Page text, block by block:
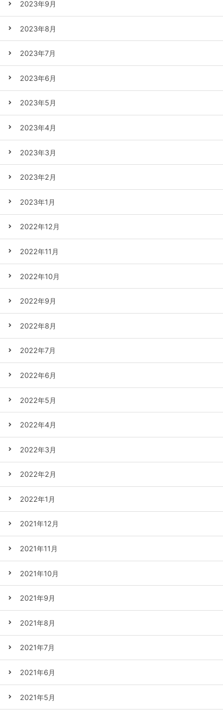
2023年9月
2023年8月
2023年7月
2023年6月
2023年5月
2023年4月
2023年3月
2023年2月
2023年1月
2022年12月
2022年11月
2022年10月
2022年9月
2022年8月
2022年7月
2022年6月
2022年5月
2022年4月
2022年3月
2022年2月
2022年1月
2021年12月
2021年11月
2021年10月
2021年9月
2021年8月
2021年7月
2021年6月
2021年5月